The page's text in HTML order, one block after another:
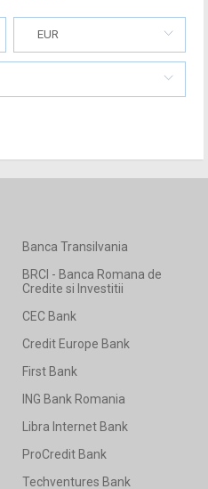
EUR
Banca Transilvania
BRCI - Banca Romana de
Credite si Investitii
CEC Bank
Credit Europe Bank
First Bank
ING Bank Romania
Libra Internet Bank
ProCredit Bank
Techventures Bank